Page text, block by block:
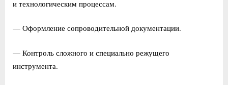
и технологическим процессам.
— Оформление сопроводительной документации.
— Контроль сложного и специально режущего
инструмента.